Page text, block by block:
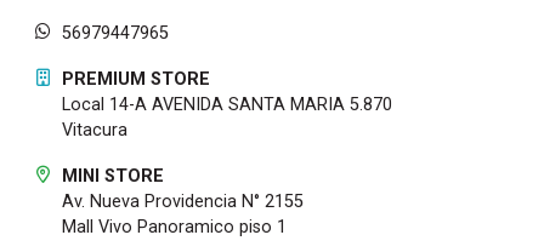
56979447965
PREMIUM STORE
Local 14-A AVENIDA SANTA MARIA 5.870
Vitacura
MINI STORE
Av. Nueva Providencia N° 2155
Mall Vivo Panoramico piso 1